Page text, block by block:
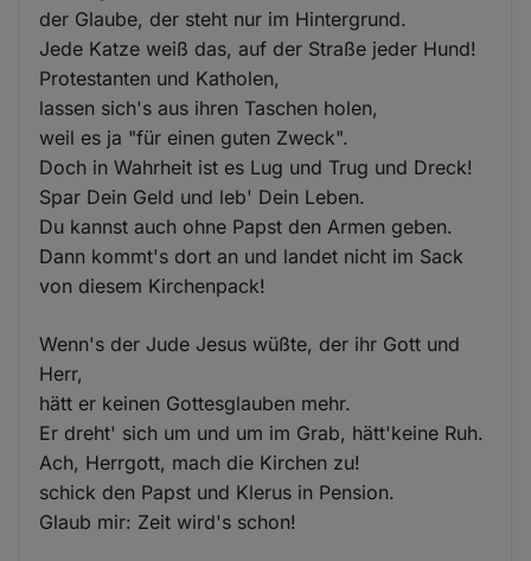
der Glaube, der steht nur im Hintergrund.
Jede Katze weiß das, auf der Straße jeder Hund!
Protestanten und Katholen,
lassen sich's aus ihren Taschen holen,
weil es ja "für einen guten Zweck".
Doch in Wahrheit ist es Lug und Trug und Dreck!
Spar Dein Geld und leb' Dein Leben.
Du kannst auch ohne Papst den Armen geben.
Dann kommt's dort an und landet nicht im Sack
von diesem Kirchenpack!
Wenn's der Jude Jesus wüßte, der ihr Gott und
Herr,
hätt er keinen Gottesglauben mehr.
Er dreht' sich um und um im Grab, hätt'keine Ruh.
Ach, Herrgott, mach die Kirchen zu!
schick den Papst und Klerus in Pension.
Glaub mir: Zeit wird's schon!